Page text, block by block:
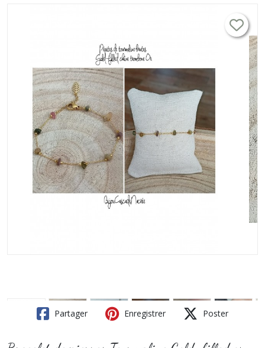
Partager Enregistrer Poster